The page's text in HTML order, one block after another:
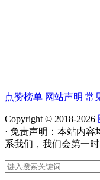
点赞榜单 网站声明 常
Copyright © 2018-2026
· 免责声明：本站内
系我们，我们会第一